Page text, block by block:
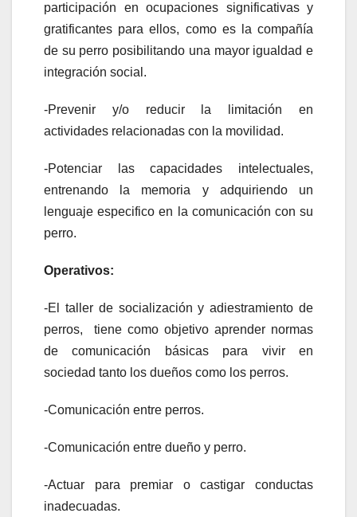
participación en ocupaciones significativas y
gratificantes para ellos, como es la compañía
de su perro posibilitando una mayor igualdad e
integración social.
-Prevenir y/o reducir la limitación en
actividades relacionadas con la movilidad.
-Potenciar las capacidades intelectuales,
entrenando la memoria y adquiriendo un
lenguaje especifico en la comunicación con su
perro.
Operativos:
-El taller de socialización y adiestramiento de
perros, tiene como objetivo aprender normas
de comunicación básicas para vivir en
sociedad tanto los dueños como los perros.
-Comunicación entre perros.
-Comunicación entre dueño y perro.
-Actuar para premiar o castigar conductas
inadecuadas.